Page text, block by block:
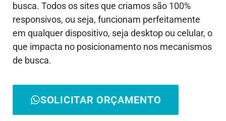
busca. Todos os sites que criamos são 100%
responsivos, ou seja, funcionam perfeitamente
em qualquer dispositivo, seja desktop ou celular, o
que impacta no posicionamento nos mecanismos
de busca.
SOLICITAR ORÇAMENTO